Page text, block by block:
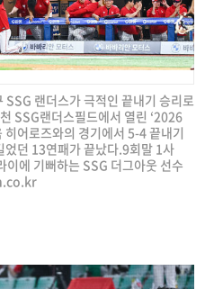
랜더스가 극적인 끝내기 승리로
SSG랜더스필드에서 열린 ‘2026
어로즈와의 경기에서 5-4 끝내기
었던 13연패가 끝났다.9회말 1사
에 기뻐하는 SSG 더그아웃 선수